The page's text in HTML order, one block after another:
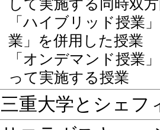
して実施する同時双
「ハイブリッド授業
業」を併用した授業
「オンデマンド授業
って実施する授業
三重大学とシェフ